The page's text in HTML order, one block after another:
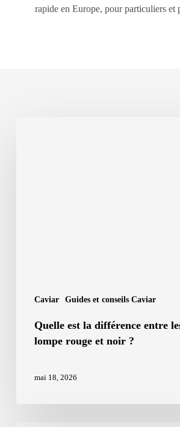
rapide en Europe, pour particuliers et
Caviar Guides et conseils Caviar
rouge
noir
Quelle est la différence entre
lompe rouge et noir ?
mai 18, 2026